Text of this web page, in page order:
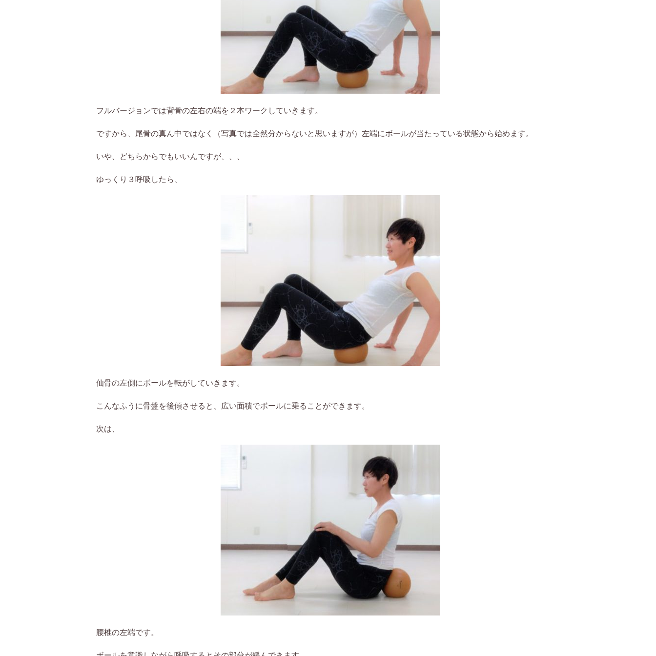
フルバージョンでは背骨の左右の端を２本ワークしていきます。
ですから、尾骨の真ん中ではなく（写真では全然分からないと思いますが）左端にボールが当たっている状態から始めます。
いや、どちらからでもいいんですが、、、
ゆっくり３呼吸したら、
仙骨の左側にボールを転がしていきます。
こんなふうに骨盤を後傾させると、広い面積でボールに乗ることができます。
次は、
腰椎の左端です。